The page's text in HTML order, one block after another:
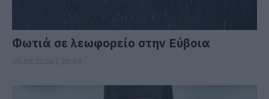
Φωτιά σε λεωφορείο στην Εύβοια